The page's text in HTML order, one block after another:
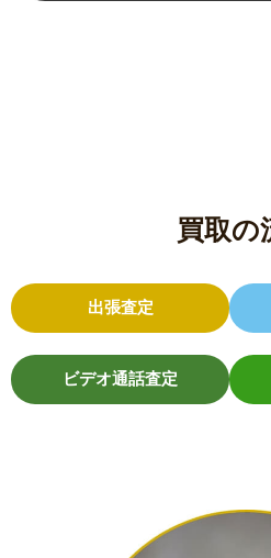
買取の
出張査定
ビデオ通話査定